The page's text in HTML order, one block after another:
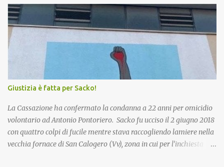
nazionale per implementare azioni volte a ridurre al minimo i
rischi derivanti dai cambiamenti climatici, migliorare la capacità
di adattamento dei sistemi naturali, sociali ed economici, nonchè
trarre vantaggio dalle eventuali opportunità che si potranno
presentare con le nuove condizioni climatiche. La proposta di
Piano è stata già illustrata alle Regioni nel corso di due riunioni
che si sono tenute il 7 novembre e il 20 dicembre scorsi. Esaminate
le osservazioni e conclusa la procedura di VAS, il testo andrà
all’approvazione definitiva con decreto del Ministro. Si procederà
poi all’insediamento dell’Osse...
Giustizia è fatta per Sacko!
La Cassazione ha confermato la condanna a 22 anni per omicidio
volontario ad Antonio Pontoriero. Sacko fu ucciso il 2 giugno 2018
con quattro colpi di fucile mentre stava raccogliendo lamiere nella
vecchia fornace di San Calogero (Vv), zona in cui per l’inchiesta